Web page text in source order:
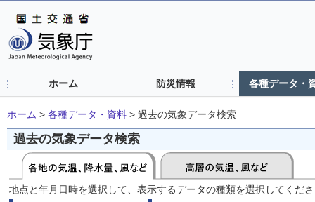
ホーム 防災情報 各種データ・
ホーム > 各種データ・資料 > 過去の気象データ検索
過去の気象データ検索
地点と年月日時を選択して、表示するデータの種類を選択してくだ